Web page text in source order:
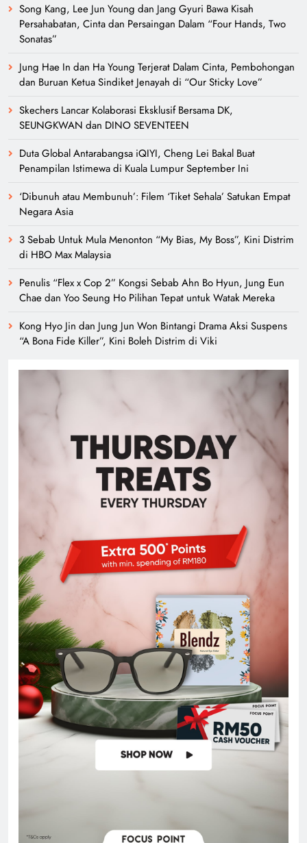
Song Kang, Lee Jun Young dan Jang Gyuri Bawa Kisah
Persahabatan, Cinta dan Persaingan Dalam “Four Hands, Two
Sonatas”
Jung Hae In dan Ha Young Terjerat Dalam Cinta, Pembohongan
dan Buruan Ketua Sindiket Jenayah di “Our Sticky Love”
Skechers Lancar Kolaborasi Eksklusif Bersama DK,
SEUNGKWAN dan DINO SEVENTEEN
Duta Global Antarabangsa iQIYI, Cheng Lei Bakal Buat
Penampilan Istimewa di Kuala Lumpur September Ini
‘Dibunuh atau Membunuh’: Filem ‘Tiket Sehala’ Satukan Empat
Negara Asia
3 Sebab Untuk Mula Menonton “My Bias, My Boss”, Kini Distrim
di HBO Max Malaysia
Penulis “Flex x Cop 2” Kongsi Sebab Ahn Bo Hyun, Jung Eun
Chae dan Yoo Seung Ho Pilihan Tepat untuk Watak Mereka
Kong Hyo Jin dan Jung Jun Won Bintangi Drama Aksi Suspens
“A Bona Fide Killer”, Kini Boleh Distrim di Viki